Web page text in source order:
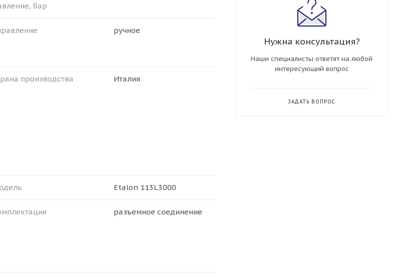
бар
ручное
производства Италия
Etalon 113L3000
разъемное соединение
Нужна консультация?
Наши специалисты ответят на любой
интересующий вопрос
ЗАДАТЬ ВОПРОС